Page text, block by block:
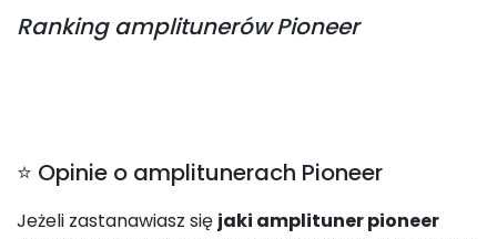
Ranking amplitunerów Pioneer
⭐ Opinie o amplitunerach Pioneer
Jeżeli zastanawiasz się jaki amplituner pioneer